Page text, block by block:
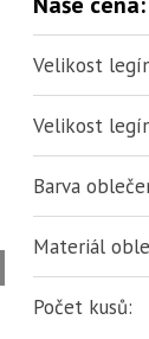
Velikost
Velikost
Barva
Materiál
Počet kusů: